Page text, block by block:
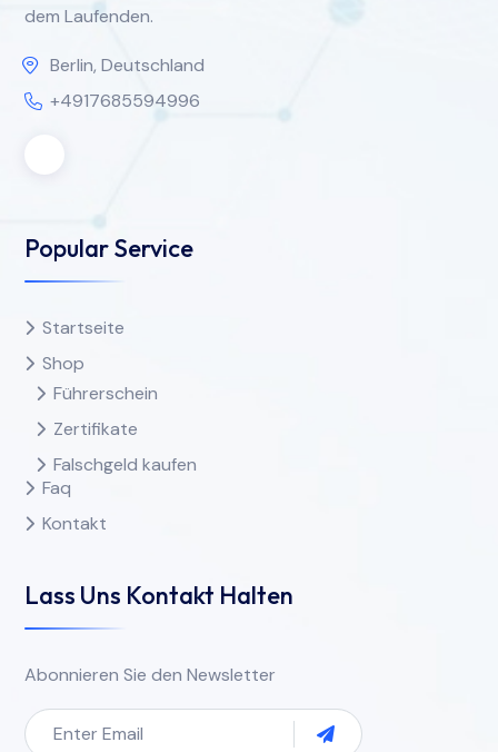
dem Laufenden.
Berlin, Deutschland
+4917685594996
Popular Service
Startseite
Shop
Führerschein
Zertifikate
Falschgeld kaufen
Faq
Kontakt
Lass Uns Kontakt Halten
Abonnieren Sie den Newsletter